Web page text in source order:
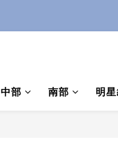
中部 南部 明